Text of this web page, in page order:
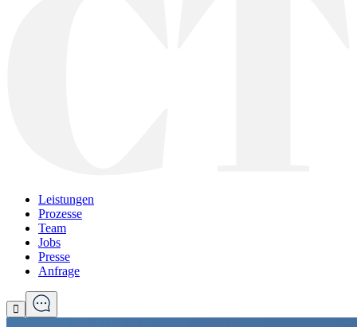
Leistungen
Prozesse
Team
Jobs
Presse
Anfrage
